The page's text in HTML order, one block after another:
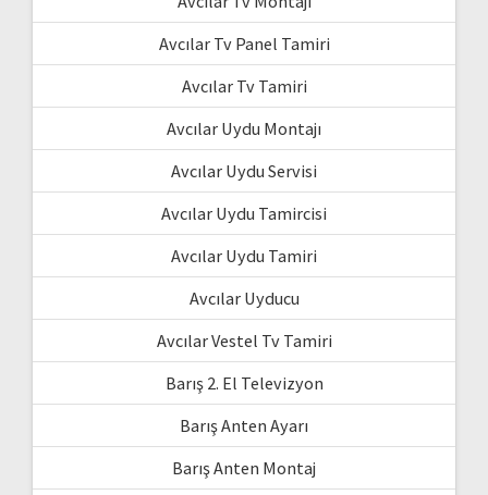
Avcılar Tv Panel Tamiri
Avcılar Tv Tamiri
Avcılar Uydu Montajı
Avcılar Uydu Servisi
Avcılar Uydu Tamircisi
Avcılar Uydu Tamiri
Avcılar Uyducu
Avcılar Vestel Tv Tamiri
Barış 2. El Televizyon
Barış Anten Ayarı
Barış Anten Montaj